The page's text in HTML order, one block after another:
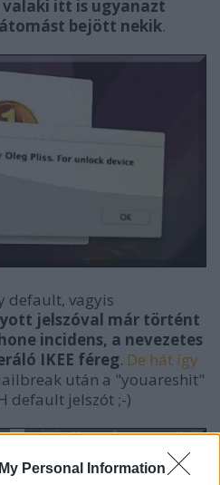
Personal Information
itt is ugyanazt
bejött nekik.
default, vagyis
jelszóval már történt
incidens, a nevezetes
IKEE féreg. De hát így
után a "youareshit"
default jelszót ;-)